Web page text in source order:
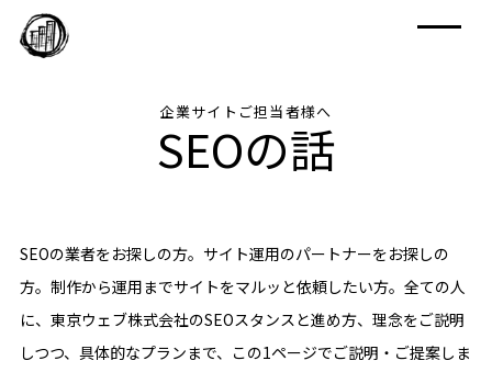
企業サイトご担当者様へ
SEOの話
SEOの業者をお探しの方。サイト運用のパートナーをお探しの
方。制作から運用までサイトをマルッと依頼したい方。全ての人
に、東京ウェブ株式会社のSEOスタンスと進め方、理念をご説明
しつつ、具体的なプランまで、この1ページでご説明・ご提案しま